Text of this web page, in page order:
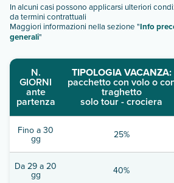
In alcuni casi possono applicarsi ulteriori
da termini contrattuali
Maggiori informazioni nella sezione "Info
generali"
N.
GIORNI
ante
partenza
TIPOLOGIA VACANZA:
pacchetto con volo o
traghetto
solo tour - crociera
Fino a 30
gg 25%
Da 29 a 20
gg 40%